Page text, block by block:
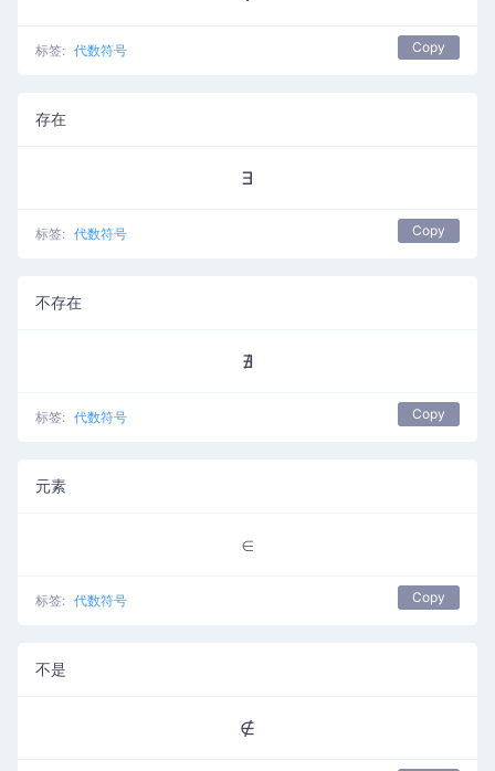
标签: 代数符号 Copy
存在
∃
标签: 代数符号 Copy
不存在
∄
标签: 代数符号 Copy
元素
∈
标签: 代数符号 Copy
不是
∉